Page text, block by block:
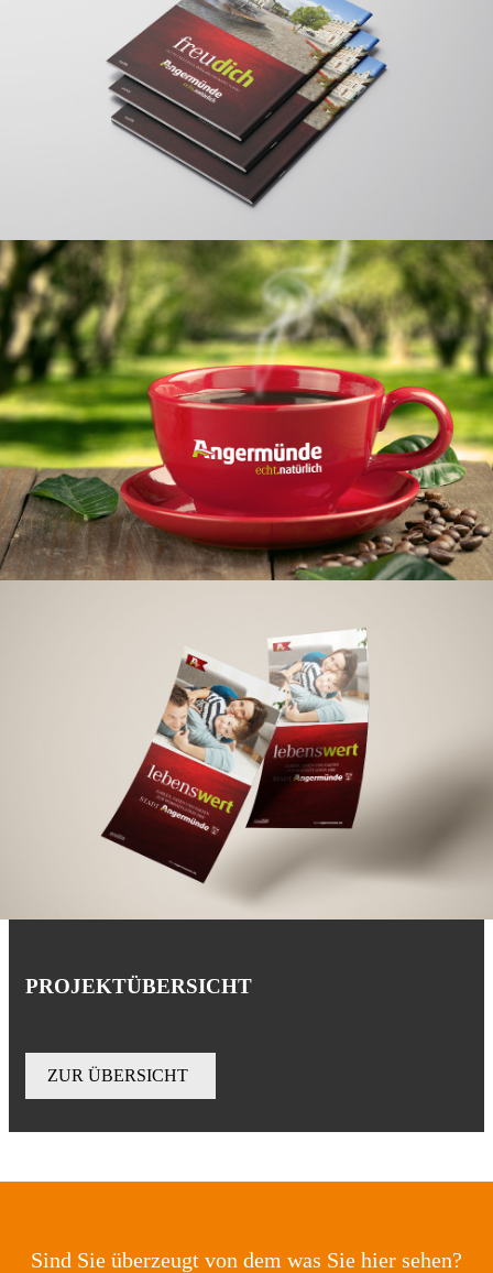
PROJEKTÜBERSICHT
ZUR ÜBERSICHT
Sind Sie überzeugt von dem was Sie hier sehen?